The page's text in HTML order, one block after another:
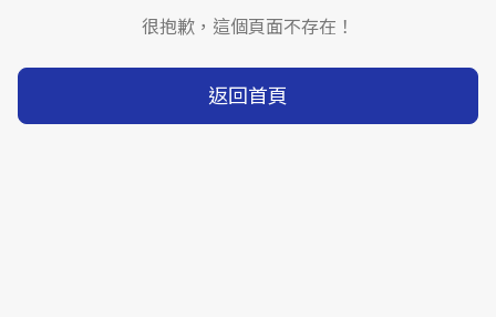
很抱歉，這個頁面不存在！
返回首頁